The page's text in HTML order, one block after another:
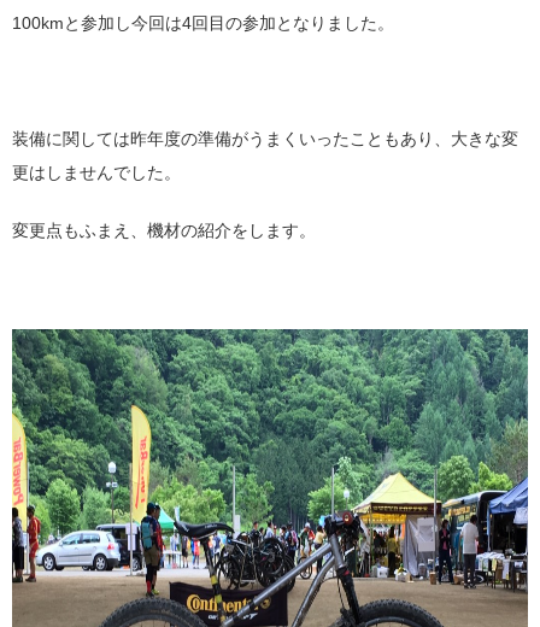
100kmと参加し今回は4回目の参加となりました。
装備に関しては昨年度の準備がうまくいったこともあり、大きな変
更はしませんでした。
変更点もふまえ、機材の紹介をします。